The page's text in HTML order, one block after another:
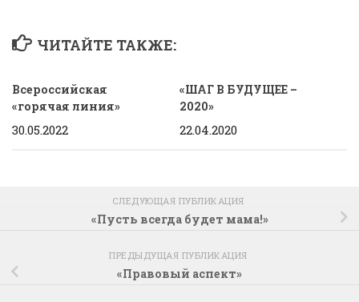
ЧИТАЙТЕ ТАКЖЕ:
Всероссийская
«горячая линия»
30.05.2022
«ШАГ В БУДУЩЕЕ –
2020»
22.04.2020
СЛЕДУЮЩАЯ ПУБЛИКАЦИЯ
«Пусть всегда будет мама!»
ПРЕДЫДУЩАЯ ПУБЛИКАЦИЯ
«Правовый аспект»